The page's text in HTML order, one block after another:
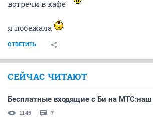
встречи в кафе
я побежала
ОТВЕТИТЬ
СЕЙЧАС ЧИТАЮТ
Бесплатные входящие с Би на МТС:наш
1145 7